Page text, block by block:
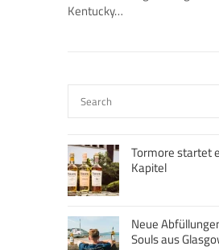
Kentucky…
Tormore startet
Kapitel
Neue
Souls aus